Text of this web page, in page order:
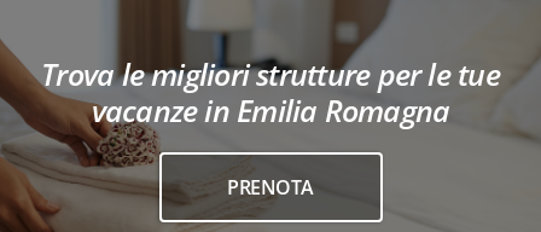
Trova le migliori strutture per le tue
vacanze in Emilia Romagna
PRENOTA